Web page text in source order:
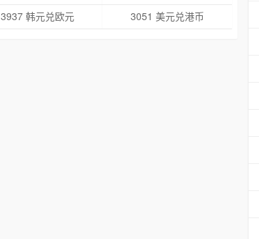
3937 韩元兑欧元 3051 美元兑港币